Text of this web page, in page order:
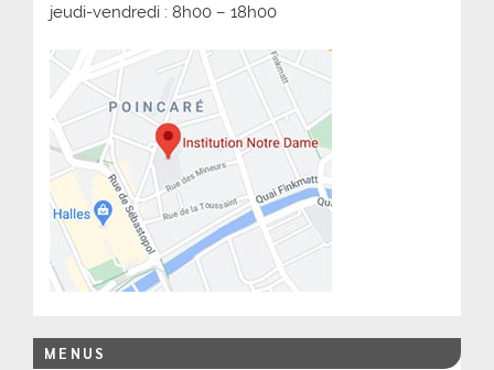
jeudi-vendredi : 8h00 – 18h00
MENUS